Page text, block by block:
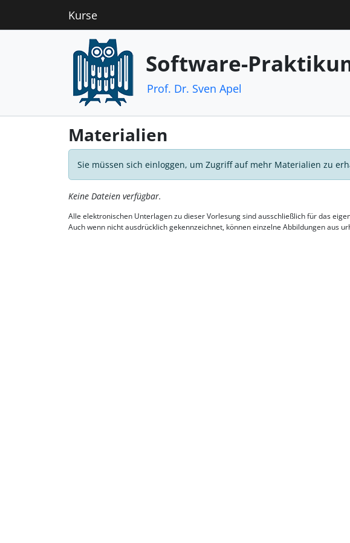
Kurse
Software-
Prof. Dr. Sven Apel
Materialien
Sie müssen sich einloggen, um Zugriff auf mehr Materialien zu
Keine Dateien verfügbar.
Alle elektronischen Unterlagen zu dieser Vorlesung sind ausschließlich für das
Auch wenn nicht ausdrücklich gekennzeichnet, können einzelne Abbildungen aus